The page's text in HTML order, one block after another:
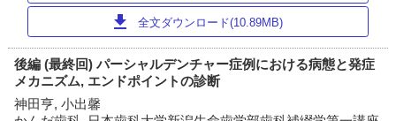
download 全文ダウンロード(10.89MB)
後編 (最終回) パーシャルデンチャー症例における病態と発症
メカニズム, エンドポイントの診断
神田亨, 小出馨